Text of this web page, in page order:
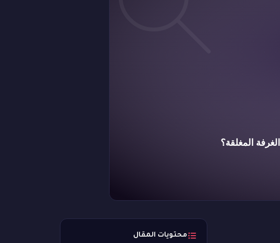
محتويات المقال